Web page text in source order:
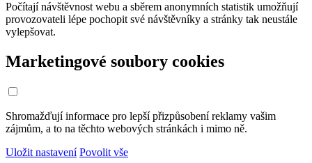
Počítají návštěvnost webu a sběrem anonymních statistik umožňují
provozovateli lépe pochopit své návštěvníky a stránky tak neustále
vylepšovat.
Marketingové soubory cookies
Shromažďují informace pro lepší přizpůsobení reklamy vašim
zájmům, a to na těchto webových stránkách i mimo ně.
Uložit nastavení Povolit vše